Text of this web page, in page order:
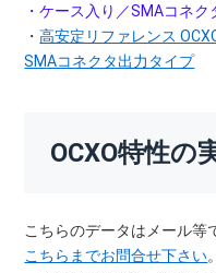
・ケース入り／SMAコネ
・高安定リファレンス
SMAコネクタ出力タイプ
OCXO特性の
こちらのデータはメール等
こちらまでお問合せ下さい。